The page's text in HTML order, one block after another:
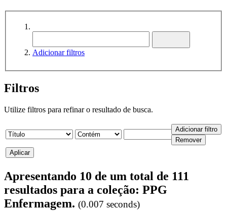
Adicionar filtros
Filtros
Utilize filtros para refinar o resultado de busca.
Apresentando 10 de um total de 111
resultados para a coleção: PPG
Enfermagem. (0.007 seconds)